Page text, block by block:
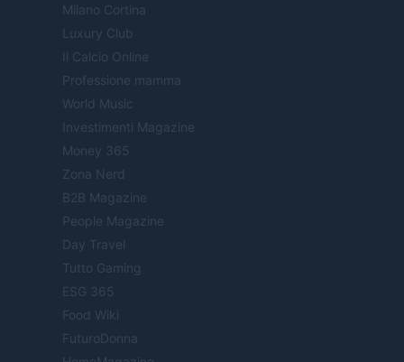
Milano Cortina
Luxury Club
Il Calcio Online
Professione mamma
World Music
Investimenti Magazine
Money 365
Zona Nerd
B2B Magazine
People Magazine
Day Travel
Tutto Gaming
ESG 365
Food Wiki
FuturoDonna